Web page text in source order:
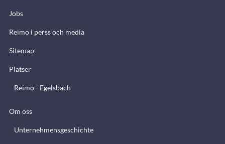
Jobs
Reimo i perss och media
Sitemap
Platser
Reimo - Egelsbach
Om oss
Unternehmensgeschichte